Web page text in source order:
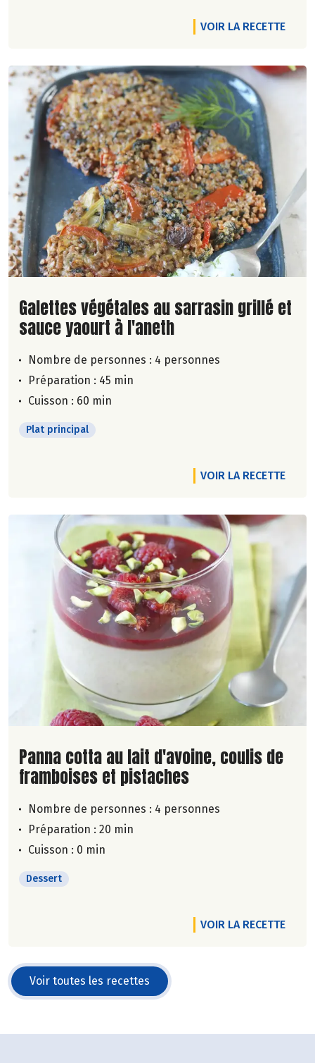
VOIR LA RECETTE
Lire la suite de la recette
Galettes végétales au sarrasin grillé et
sauce yaourt à l'aneth
Nombre de personnes : 4 personnes
Préparation : 45 min
Cuisson : 60 min
Plat principal
VOIR LA RECETTE
Lire la suite de la recette
Panna cotta au lait d'avoine, coulis de
framboises et pistaches
Nombre de personnes : 4 personnes
Préparation : 20 min
Cuisson : 0 min
Dessert
VOIR LA RECETTE
Voir toutes les recettes